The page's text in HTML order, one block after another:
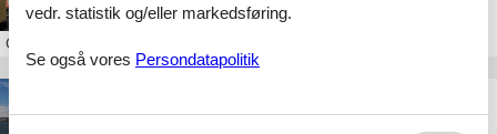
Om
vedr. statistik og/eller markedsføring.
Se også vores Persondatapolitik